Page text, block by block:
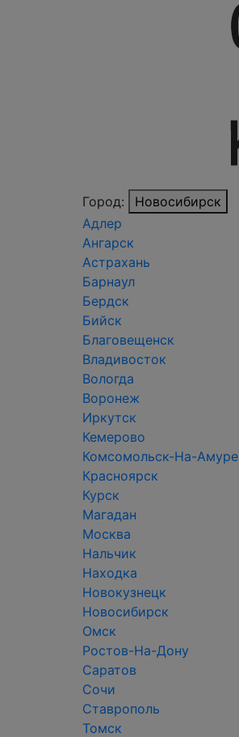
Город:
Новосибирск
Адлер
Ангарск
Астрахань
Барнаул
Бердск
Бийск
Благовещенск
Владивосток
Вологда
Воронеж
Иркутск
Кемерово
Комсомольск-На-Амуре
Красноярск
Курск
Магадан
Москва
Нальчик
Находка
Новокузнецк
Новосибирск
Омск
Ростов-На-Дону
Саратов
Сочи
Ставрополь
Томск